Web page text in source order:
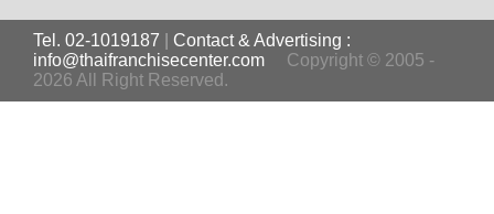
Tel. 02-1019187
Contact & Advertising :
info@thaifranchisecenter.com
Copyright © 2005 -
2026 All Right Reserved.